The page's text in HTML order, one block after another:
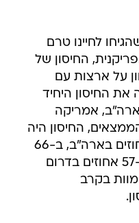
לחיינו טרם
החיסון של
על ארצות עם
את החיסון היחיד
אנשים בארה"ב, אמריקה
החיסון היה
אפקטיבי באופן כללי ב-72 אחוזים בארה"ב, ב-66
אחוזים באמריקה הלטינית וב-57 אחוזים בדרום
בקרב